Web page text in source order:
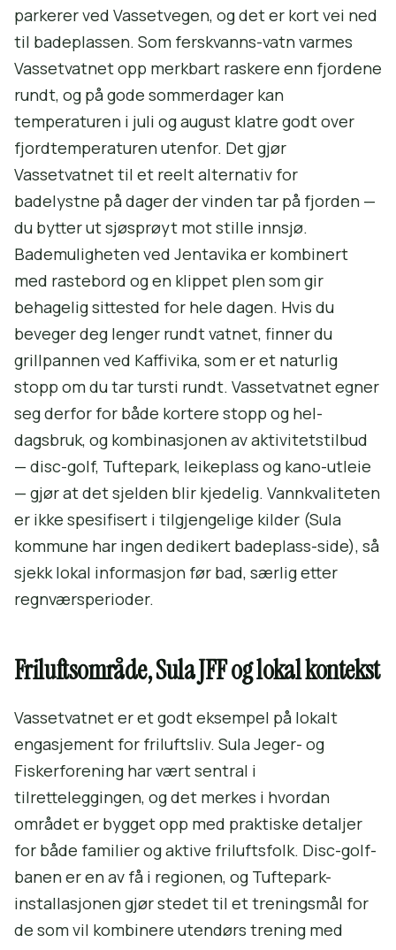
parkerer ved Vassetvegen, og det er kort vei ned
til badeplassen. Som ferskvanns-vatn varmes
Vassetvatnet opp merkbart raskere enn fjordene
rundt, og på gode sommerdager kan
temperaturen i juli og august klatre godt over
fjordtemperaturen utenfor. Det gjør
Vassetvatnet til et reelt alternativ for
badelystne på dager der vinden tar på fjorden —
du bytter ut sjøsprøyt mot stille innsjø.
Bademuligheten ved Jentavika er kombinert
med rastebord og en klippet plen som gir
behagelig sittested for hele dagen. Hvis du
beveger deg lenger rundt vatnet, finner du
grillpannen ved Kaffivika, som er et naturlig
stopp om du tar tursti rundt. Vassetvatnet egner
seg derfor for både kortere stopp og hel-
dagsbruk, og kombinasjonen av aktivitetstilbud
— disc-golf, Tuftepark, leikeplass og kano-utleie
— gjør at det sjelden blir kjedelig. Vannkvaliteten
er ikke spesifisert i tilgjengelige kilder (Sula
kommune har ingen dedikert badeplass-side), så
sjekk lokal informasjon før bad, særlig etter
regnværsperioder.
Friluftsområde, Sula JFF og lokal kontekst
Vassetvatnet er et godt eksempel på lokalt
engasjement for friluftsliv. Sula Jeger- og
Fiskerforening har vært sentral i
tilretteleggingen, og det merkes i hvordan
området er bygget opp med praktiske detaljer
for både familier og aktive friluftsfolk. Disc-golf-
banen er en av få i regionen, og Tuftepark-
installasjonen gjør stedet til et treningsmål for
de som vil kombinere utendørs trening med